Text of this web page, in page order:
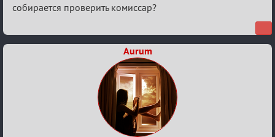
информация
собирается проверить комиссар?
Aurum